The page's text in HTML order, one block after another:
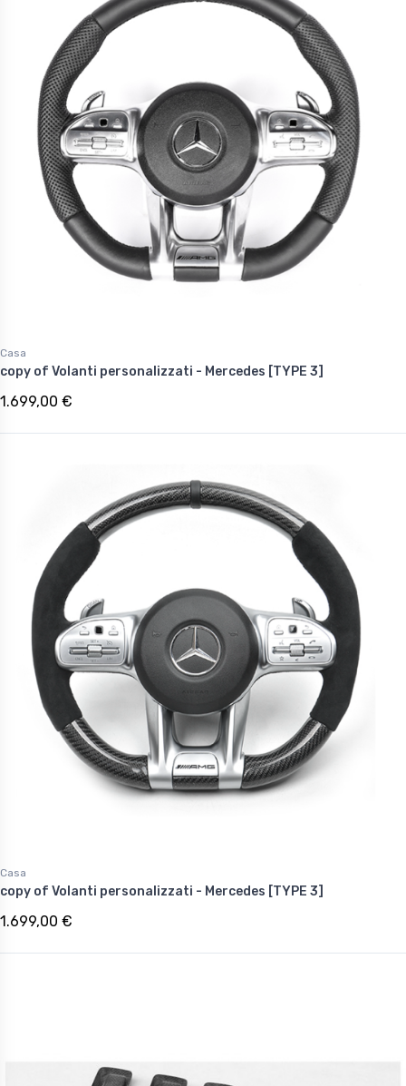
Casa
copy of Volanti personalizzati - Mercedes [TYPE 3]
1.699,00 €
Casa
copy of Volanti personalizzati - Mercedes [TYPE 3]
1.699,00 €